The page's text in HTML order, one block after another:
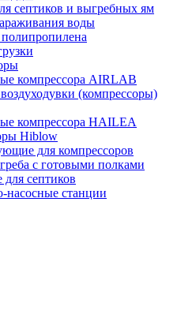
септиков и выгребных ям
воды
компрессора AIRLAB
(компрессоры)
компрессора HAILEA
Hiblow
для компрессоров
с готовыми полками
септиков
насосные станции